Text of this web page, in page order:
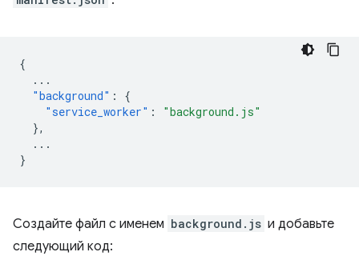
{
...
"background" :
{
"service_worker" :
"background.js"
},
...
}
Создайте файл с именем background.js и добавьте
следующий код: